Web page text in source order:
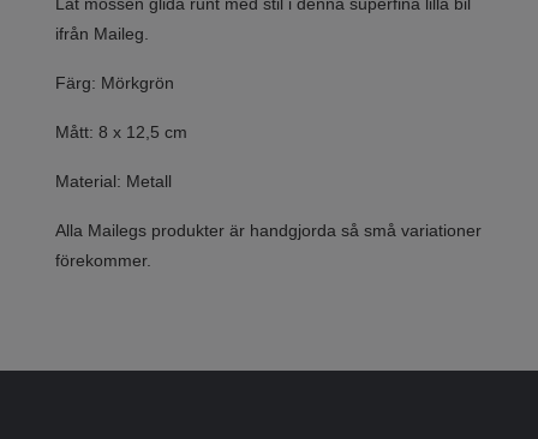
ifrån Maileg.
Färg: Mörkgrön
Mått: 8 x 12,5 cm
Material: Metall
Alla Mailegs produkter är handgjorda så små variationer
förekommer.